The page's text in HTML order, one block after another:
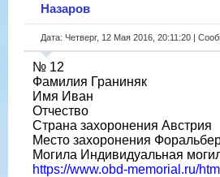
Назаров
Дата: Четверг, 12 Мая 2016, 20:11:20 |
№ 12
Фамилия Граниняк
Имя Иван
Отчество
Страна захоронения Австрия
Место захоронения
Могила Индивидуальная
https://www.obd-memorial.ru/